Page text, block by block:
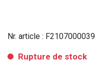
Nr. article : F2107000039
Rupture de stock